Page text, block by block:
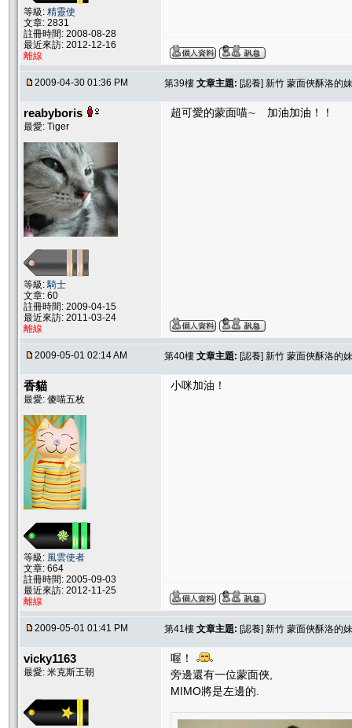
等級: 精靈使
文章: 2831
註冊時間: 2008-08-28
最近來訪: 2012-12-16
離線
2009-04-30 01:36 PM 第39樓 文章主題: [認養] 新竹 蒙面俠酥洛的
reabyboris
最愛: Tiger
等級:騎士
文章: 60
註冊時間: 2009-04-15
最近來訪: 2011-03-24
離線
超可愛的蒙面喵∼ 加油加油！！
2009-05-01 02:14 AM 第40樓 文章主題: [認養] 新竹 蒙面俠酥洛的
香貓
最愛: 傻喵五枚
等級: 風雲使者
文章: 664
註冊時間: 2005-09-03
最近來訪: 2012-11-25
離線
小咪加油！
2009-05-01 01:41 PM 第41樓 文章主題: [認養] 新竹 蒙面俠酥洛的
vicky1163
最愛: 米克斯王朝
喔！
旁邊還有一位蒙面俠,
MIMO將是左邊的.